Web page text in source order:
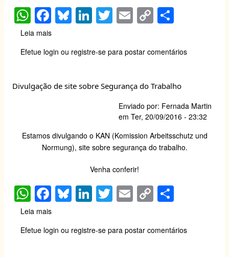
W
h
at
s
p
F
a
c
e
b
o
k
Bl
u
e
sk
Li
n
k
e
dI
n
T
wi
tt
er
E
m
ail
C
o
p
y
Li
n
k
ar
e
Leia mais
sobre
Inflamáveis
de
2016
Efetue login ou registre-se para postar comentários
Divulgação de site sobre Segurança do Trabalho
Enviado por: Fernada Martin
em Ter, 20/09/2016 - 23:32
Estamos divulgando o KAN (Komission Arbeitsschutz und
Normung), site sobre segurança do trabalho.
Venha conferir!
W
h
at
s
F
a
c
e
Bl
u
e
sk
Li
n
k
e
T
wi
tt
er
E
m
ail
C
o
p
y
ar
e
Leia mais
de
Efetue login ou registre-se para postar comentários